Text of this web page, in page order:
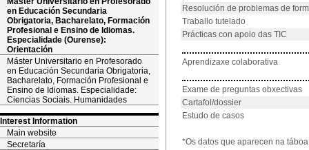
en Educación Secundaria
Obrigatoria, Bacharelato, Formación
Profesional e Ensino de Idiomas.
Especialidade (Ourense):
Orientación
Máster Universitario en Profesorado
en Educación Secundaria Obrigatoria,
Bacharelato, Formación Profesional e
Ensino de Idiomas. Especialidade:
Ciencias Sociais. Humanidades
Interest Information
Main website
Secretaría
Resolución de problemas de
Traballo tutelado
Prácticas con apoio das TIC
Aprendizaxe colaborativa
Exame de preguntas obxectivas
Cartafol/dossier
Estudo de casos
*Os datos que aparecen na